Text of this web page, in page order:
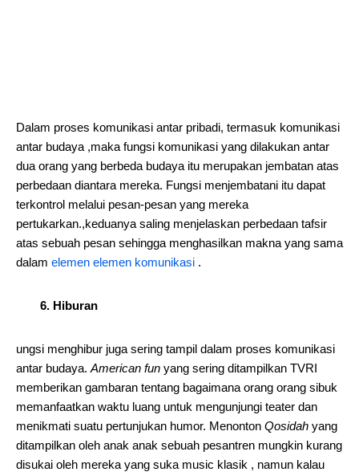
Dalam proses komunikasi antar pribadi, termasuk komunikasi
antar budaya ,maka fungsi komunikasi yang dilakukan antar
dua orang yang berbeda budaya itu merupakan jembatan atas
perbedaan diantara mereka. Fungsi menjembatani itu dapat
terkontrol melalui pesan-pesan yang mereka
pertukarkan.,keduanya saling menjelaskan perbedaan tafsir
atas sebuah pesan sehingga menghasilkan makna yang sama
dalam elemen elemen komunikasi .
6. Hiburan
ungsi menghibur juga sering tampil dalam proses komunikasi
antar budaya. American fun yang sering ditampilkan TVRI
memberikan gambaran tentang bagaimana orang orang sibuk
memanfaatkan waktu luang untuk mengunjungi teater dan
menikmati suatu pertunjukan humor. Menonton Qosidah yang
ditampilkan oleh anak anak sebuah pesantren mungkin kurang
disukai oleh mereka yang suka music klasik , namun kalau